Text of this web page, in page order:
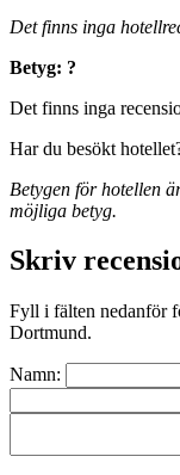
Det finns inga
Betyg: ?
Det finns inga
Har du besökt
Betygen för hotellen
möjliga betyg.
Skriv
Fyll i fälten nedanför
Dortmund.
Namn: